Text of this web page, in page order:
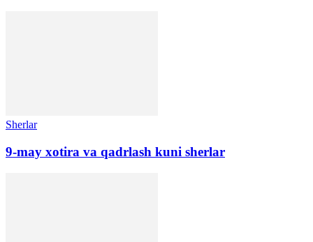
Sherlar
9-may xotira va qadrlash kuni sherlar